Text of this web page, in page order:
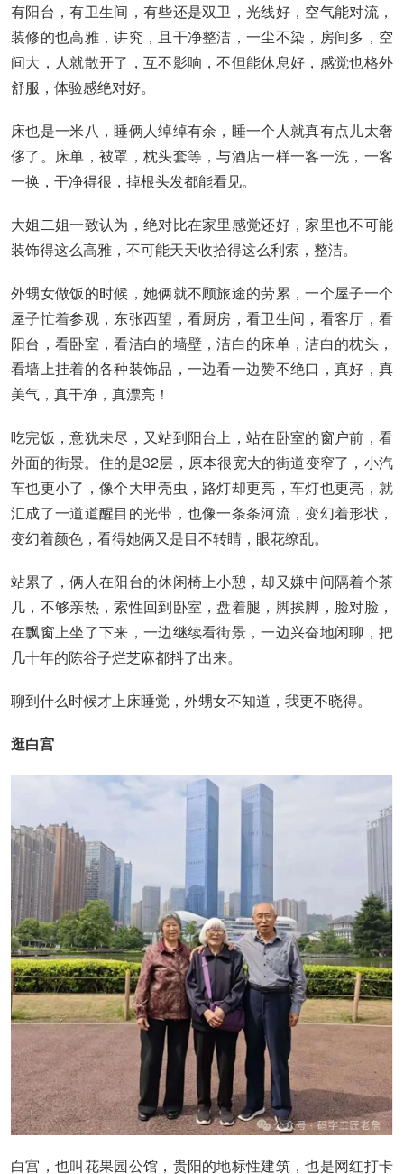
有阳台，有卫生间，有些还是双卫，光线好，空气能对流，
装修的也高雅，讲究，且干净整洁，一尘不染，房间多，空
间大，人就散开了，互不影响，不但能休息好，感觉也格外
舒服，体验感绝对好。
床也是一米八，睡俩人绰绰有余，睡一个人就真有点儿太奢
侈了。床单，被罩，枕头套等，与酒店一样一客一洗，一客
一换，干净得很，掉根头发都能看见。
大姐二姐一致认为，绝对比在家里感觉还好，家里也不可能
装饰得这么高雅，不可能天天收拾得这么利索，整洁。
外甥女做饭的时候，她俩就不顾旅途的劳累，一个屋子一个
屋子忙着参观，东张西望，看厨房，看卫生间，看客厅，看
阳台，看卧室，看洁白的墙壁，洁白的床单，洁白的枕头，
看墙上挂着的各种装饰品，一边看一边赞不绝口，真好，真
美气，真干净，真漂亮！
吃完饭，意犹未尽，又站到阳台上，站在卧室的窗户前，看
外面的街景。住的是32层，原本很宽大的街道变窄了，小汽
车也更小了，像个大甲壳虫，路灯却更亮，车灯也更亮，就
汇成了一道道醒目的光带，也像一条条河流，变幻着形状，
变幻着颜色，看得她俩又是目不转睛，眼花缭乱。
站累了，俩人在阳台的休闲椅上小憩，却又嫌中间隔着个茶
几，不够亲热，索性回到卧室，盘着腿，脚挨脚，脸对脸，
在飘窗上坐了下来，一边继续看街景，一边兴奋地闲聊，把
几十年的陈谷子烂芝麻都抖了出来。
聊到什么时候才上床睡觉，外甥女不知道，我更不晓得。
逛白宫
白宫，也叫花果园公馆，贵阳的地标性建筑，也是网红打卡